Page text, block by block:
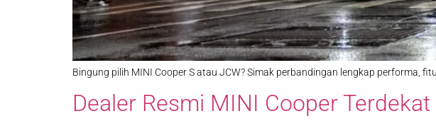
Bingung pilih MINI Cooper S atau JCW? Simak perbandingan lengkap performa,
Dealer Resmi MINI Cooper